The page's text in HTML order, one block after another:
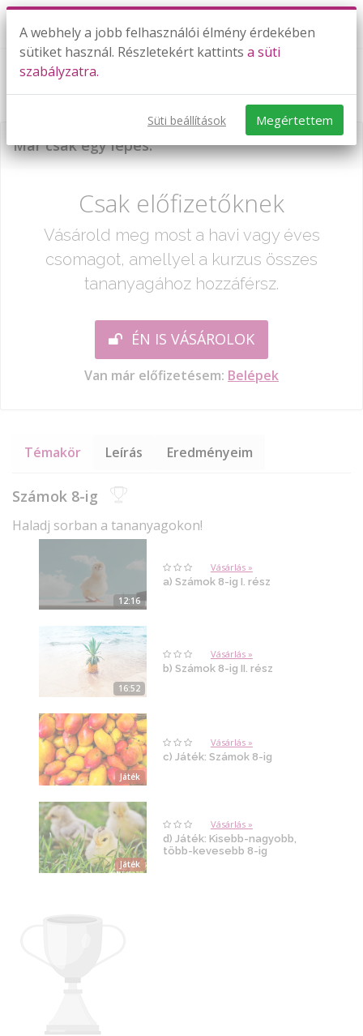
Már csak egy lépés:
Csak előfizetőknek
Vásárold meg most a havi vagy éves
csomagot, amellyel a kurzus összes
tananyagához hozzáférsz.
ÉN IS VÁSÁROLOK
Van már előfizetésem: Belépek
Témakör Leírás Eredményeim
Számok 8-ig
Haladj sorban a tananyagokon!
12:16
Vásárlás »
a) Számok 8-ig I. rész
16:52
Vásárlás »
b) Számok 8-ig II. rész
Játék
Vásárlás »
c) Játék: Számok 8-ig
Játék
Vásárlás »
d) Játék: Kisebb-nagyobb,
több-kevesebb 8-ig
A webhely a jobb felhasználói élmény érdekében
sütiket használ. Részletekért kattints a süti
szabályzatra.
Süti beállítások Megértettem